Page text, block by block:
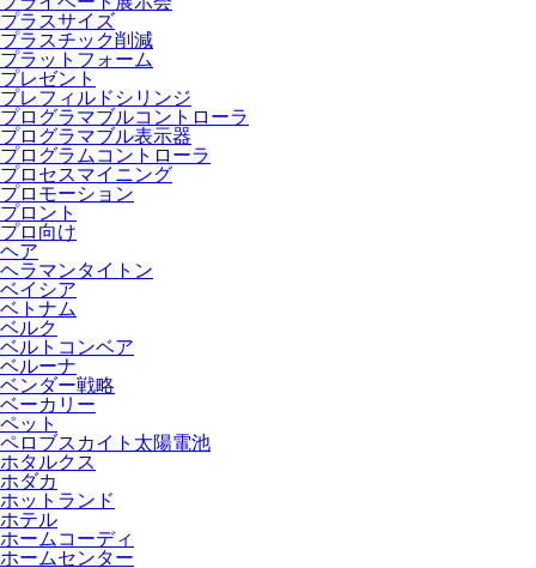
プラスサイズ
プラスチック削減
プラットフォーム
プレゼント
プレフィルドシリンジ
プログラマブルコントローラ
プログラマブル表示器
プログラムコントローラ
プロセスマイニング
プロモーション
プロント
プロ向け
ヘア
ヘラマンタイトン
ベイシア
ベトナム
ベルク
ベルトコンベア
ベルーナ
ベンダー戦略
ベーカリー
ペット
ペロブスカイト太陽電池
ホタルクス
ホダカ
ホットランド
ホテル
ホームコーディ
ホームセンター